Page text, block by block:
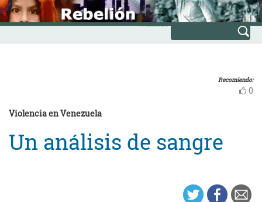
Skip
to
content
INICIO
Avanzada
Recomiendo:
0
Violencia en Venezuela
Un análisis de sangre